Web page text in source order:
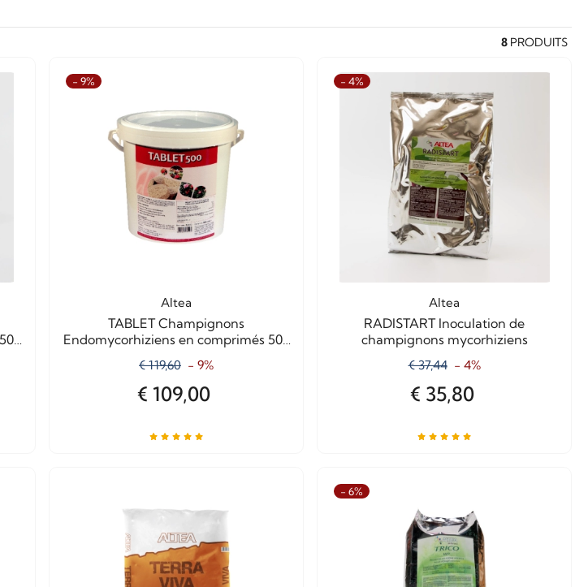
8 PRODUITS
- 9%
Altea
TABLET Champignons
Endomycorhiziens en comprimés 500
€ 119,60 - 9%
€ 109,00
- 4%
Altea
RADISTART Inoculation de
champignons mycorhiziens
€ 37,44 - 4%
€ 35,80
- 6%